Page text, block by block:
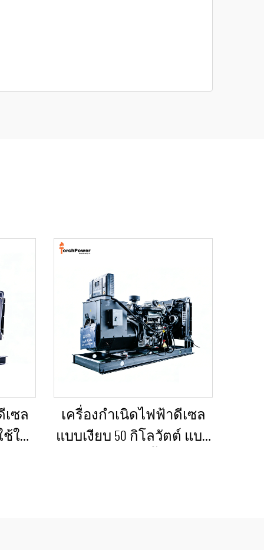
เซล
ช้ใน
เครื่องกำเนิดไฟฟ้าดีเซล
แบบเงียบ 50 กิโลวัตต์ แบบ